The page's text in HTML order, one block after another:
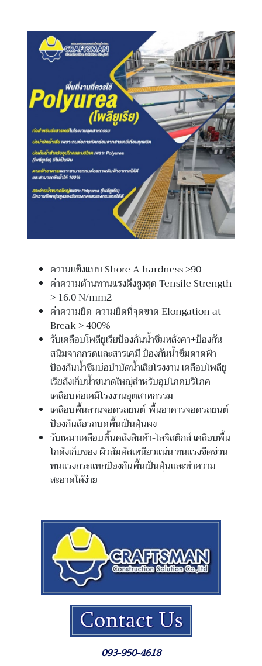
ความแข็งแบบ Shore A hardness >90
ค่าความต้านทานแรงดึงสูงสุด Tensile Strength
> 16.0 N/mm2
ค่าความยืด-ความยืดที่จุดขาด Elongation at
Break > 400%
รับเคลือบโพลียูเรียป้องกันน้ำซึมหลังคา+ป้องกัน
สนิมจากกรดและสารเคมี ป้องกันน้ำซึมดาดฟ้า
ป้องกันน้ำซึมบ่อบำบัดน้ำเสียโรงงาน เคลือบโพลียู
เรียถังเก็บน้ำขนาดใหญ่สำหรับอุปโภคบริโภค
เคลือบท่อเคมีโรงงานอุตสาหกรรม
เคลือบพื้นลานจอดรถยนต์-พื้นอาคารจอดรถยนต์
ป้องกันล้อรถบดพื้นเป็นฝุ่นผง
รับเหมาเคลือบพื้นคลังสินค้า-โลจิสติกส์ เคลือบพื้น
โกดังเก็บของ ผิวสัมผัสเหนียวแน่น ทนแรงขีดข่วน
ทนแรงกระแทกป้องกันพื้นเป็นฝุ่นและทำความ
สะอาดได้ง่าย
093-950-4618